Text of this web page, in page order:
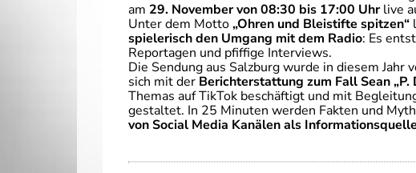
am 29. November von 08:30 bis 17:00 Uhrlive
Unter dem Motto„Ohren und Bleistifte spitzen“
spielerisch den Umgang mit dem Radio: Es
Reportagen und pfiffige Interviews.
Die Sendung aus Salzburg wurde in diesem Jahr
sich mit der Berichterstattung zum Fall Sean „P.
Themas auf TikTok beschäftigt und mit
gestaltet. In 25 Minuten werden Fakten und
von Social Media Kanälen als Informationsquelle